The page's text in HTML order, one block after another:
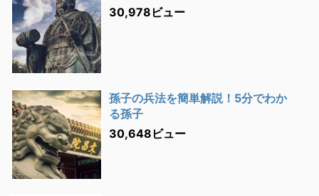
30,978ビュー
孫子の兵法を簡単解説！5分でわか
る孫子
30,648ビュー